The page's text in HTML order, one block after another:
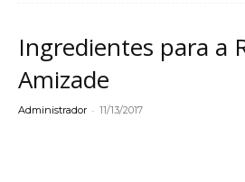
Ingredientes para a
Amizade
Administrador - 11/13/2017